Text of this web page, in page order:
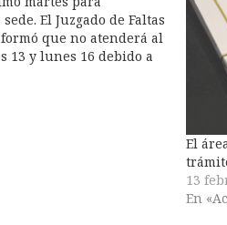
El Juzgado de Faltas
que no atenderá al
13 y lunes 16 debido a
reanudará
17…
El
13
En